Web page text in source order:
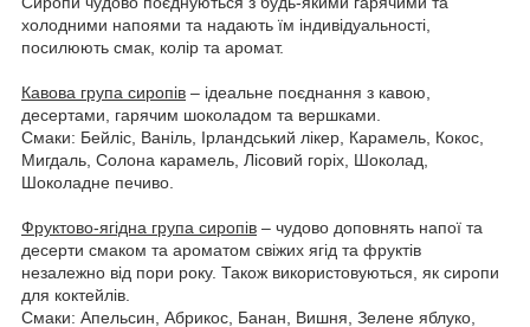
холодними напоями та надають їм індивідуальності,
посилюють смак, колір та аромат.
Кавова група сиропів – ідеальне поєднання з кавою,
десертами, гарячим шоколадом та вершками.
Смаки: Бейліс, Ваніль, Ірландський лікер, Карамель, Кокос,
Мигдаль, Солона карамель, Лісовий горіх, Шоколад,
Шоколадне печиво.
Фруктово-ягідна група сиропів – чудово доповнять напої та
десерти смаком та ароматом свіжих ягід та фруктів
незалежно від пори року. Також використовуються, як сиропи
для коктейлів.
Смаки: Апельсин, Абрикос, Банан, Вишня, Зелене яблуко,